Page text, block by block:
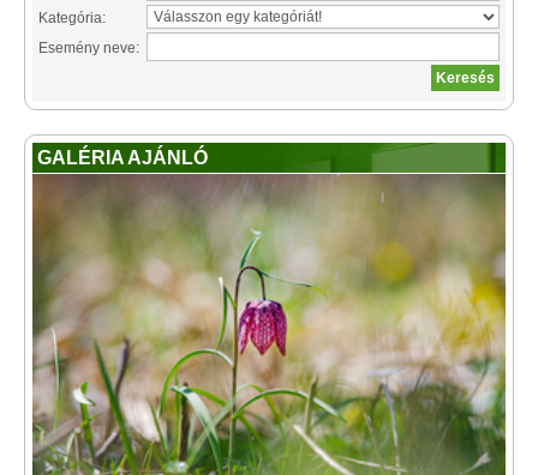
Kategória:
Esemény neve:
GALÉRIA AJÁNLÓ